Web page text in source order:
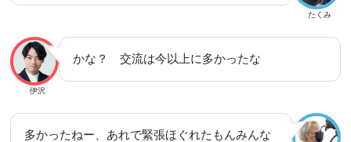
たくみ
伊沢
かな？ 交流は今以上に多かったな
多かったねー、あれで緊張ほぐれたもんみんな